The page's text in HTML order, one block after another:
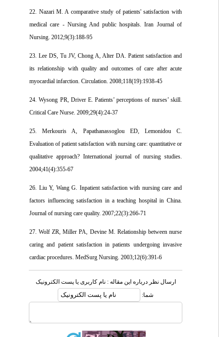
22. Nazari M. A comparative study of patients' satisfaction with
medical care - Nursing And public hospitals. Iran Journal of
Nursing. 2012;9(3):188-95
23. Lee DS, Tu JV, Chong A, Alter DA. Patient satisfaction and
its relationship with quality and outcomes of care after acute
myocardial infarction. Circulation. 2008;118(19):1938-45
24. Wysong PR, Driver E. Patients’ perceptions of nurses’ skill.
Critical Care Nurse. 2009;29(4):24-37
25. Merkouris A, Papathanassoglou ED, Lemonidou C.
Evaluation of patient satisfaction with nursing care: quantitative or
qualitative approach? International journal of nursing studies.
2004;41(4):355-67
26. Liu Y, Wang G. Inpatient satisfaction with nursing care and
factors influencing satisfaction in a teaching hospital in China.
Journal of nursing care quality. 2007;22(3):266-71
27. Wolf ZR, Miller PA, Devine M. Relationship between nurse
caring and patient satisfaction in patients undergoing invasive
cardiac procedures. MedSurg Nursing. 2003;12(6):391-6
ارسال نظر درباره این مقاله : نام کاربری یا پست الکترونیک
شما: